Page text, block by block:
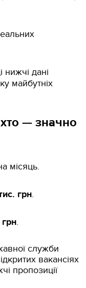
нижчі дані
майбутніх
— значно
місяць.
грн.
.
служби
вакансіях
пропозиції